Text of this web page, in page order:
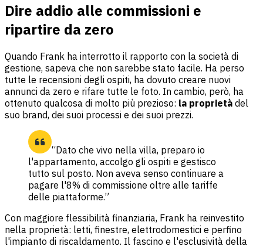
Dire addio alle commissioni e
ripartire da zero
Quando Frank ha interrotto il rapporto con la società di
gestione, sapeva che non sarebbe stato facile. Ha perso
tutte le recensioni degli ospiti, ha dovuto creare nuovi
annunci da zero e rifare tutte le foto. In cambio, però, ha
ottenuto qualcosa di molto più prezioso: la proprietà del
suo brand, dei suoi processi e dei suoi prezzi.
“Dato che vivo nella villa, preparo io
l'appartamento, accolgo gli ospiti e gestisco
tutto sul posto. Non aveva senso continuare a
pagare l'8% di commissione oltre alle tariffe
delle piattaforme.”
Con maggiore flessibilità finanziaria, Frank ha reinvestito
nella proprietà: letti, finestre, elettrodomestici e perfino
l'impianto di riscaldamento. Il fascino e l'esclusività della